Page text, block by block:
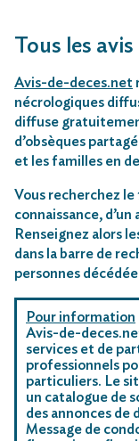
Tous les avis
Avis-de-deces.net
nécrologiques
diffuse
d’obsèques
et les familles en
Vous recherchez le
connaissance, d’un
Renseignez alors
dans la barre de
personnes
Pour information
Avis-de-
services et de
professionnels
particuliers. Le
un catalogue de
des annonces de
Message de